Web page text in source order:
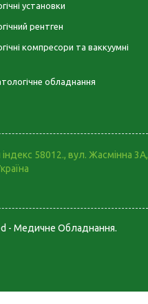
установки
рентген
компресори та ваккуумні
обладнання
58012., вул. Жасмінна 3А,
- Медичне Обладнання.